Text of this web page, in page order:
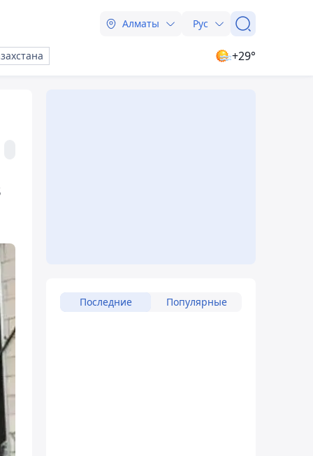
Алматы Рус
+29°
Последние Популярные